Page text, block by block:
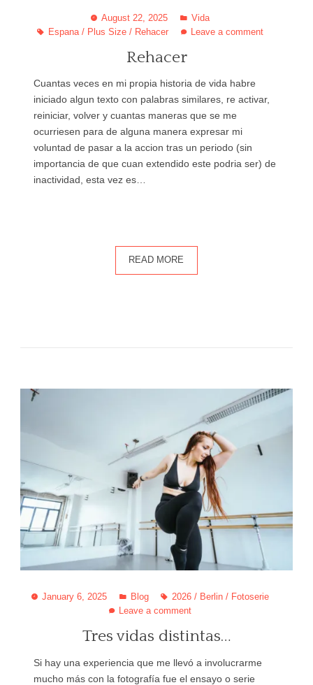
August 22, 2025
Vida
Espana/ Plus Size / Rehacer Leave a comment
Rehacer
Cuantas veces en mi propia historia de vida habre
iniciado algun texto con palabras similares, re activar,
reiniciar, volver y cuantas maneras que se me
ocurriesen para de alguna manera expresar mi
voluntad de pasar a la accion tras un periodo (sin
importancia de que cuan extendido este podria ser) de
inactividad, esta vez es…
READ MORE
January 6, 2025 Blog 2026 / Berlin / Fotoserie
Leave a comment
Tres vidas distintas…
Si hay una experiencia que me llevó a involucrarme
mucho más con la fotografía fue el ensayo o serie